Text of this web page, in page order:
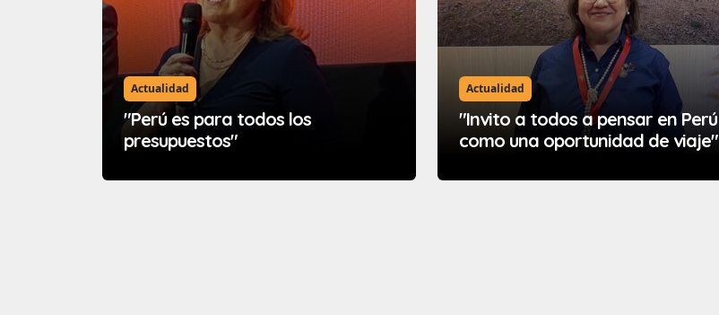
Actualidad
"Perú es para todos los
presupuestos"
Actualidad
"Invito a todos a pensar en Perú
como una oportunidad de viaje"